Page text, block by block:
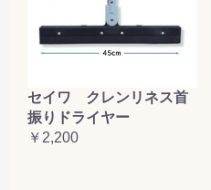
セイワ クレンリネス首
振りドライヤー
￥2,200